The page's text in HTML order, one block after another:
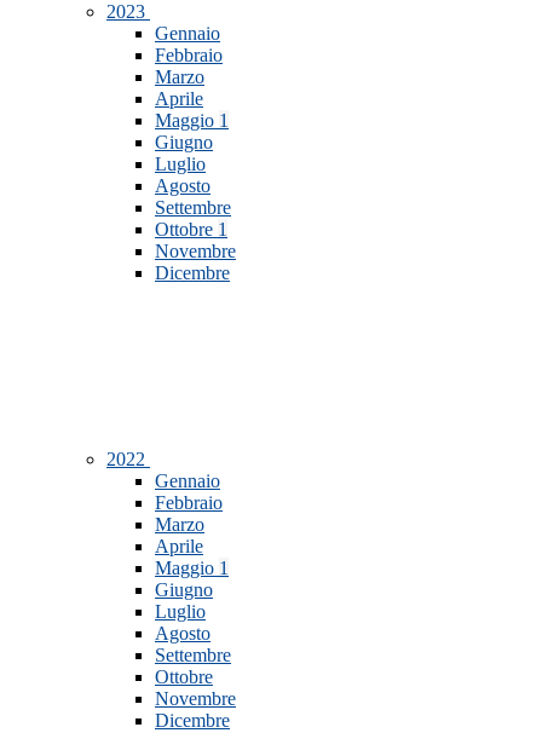
2023
Gennaio
Febbraio
Marzo
Aprile
Maggio 1
Giugno
Luglio
Agosto
Settembre
Ottobre 1
Novembre
Dicembre
2022
Gennaio
Febbraio
Marzo
Aprile
Maggio 1
Giugno
Luglio
Agosto
Settembre
Ottobre
Novembre
Dicembre